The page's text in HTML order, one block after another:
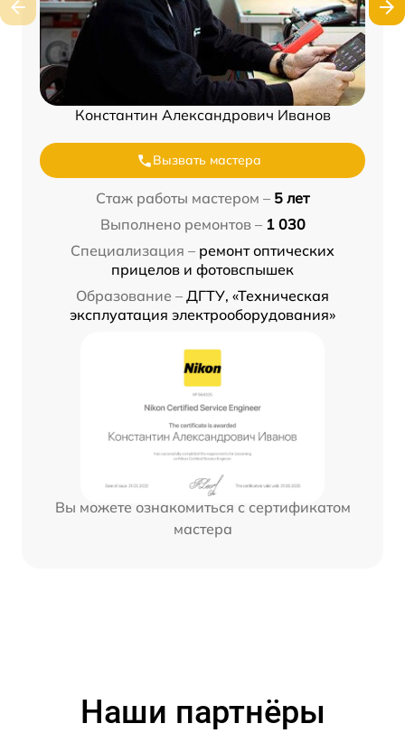
Константин Александрович Иванов
Вызвать мастера
Стаж работы мастером – 5 лет
Выполнено ремонтов – 1 030
Специализация – ремонт оптических
прицелов и фотовспышек
Образование – ДГТУ, «Техническая
эксплуатация электрооборудования»
Вы можете ознакомиться с сертификатом
мастера
Наши партнёры